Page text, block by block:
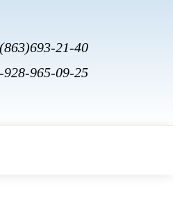
21-40
928-965-09-25